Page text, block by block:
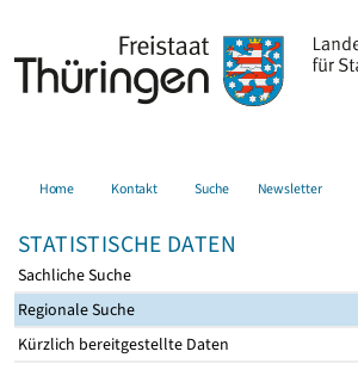
Home Kontakt Suche Newsletter
STATISTISCHE DATEN
Sachliche Suche
Regionale Suche
Kürzlich bereitgestellte Daten